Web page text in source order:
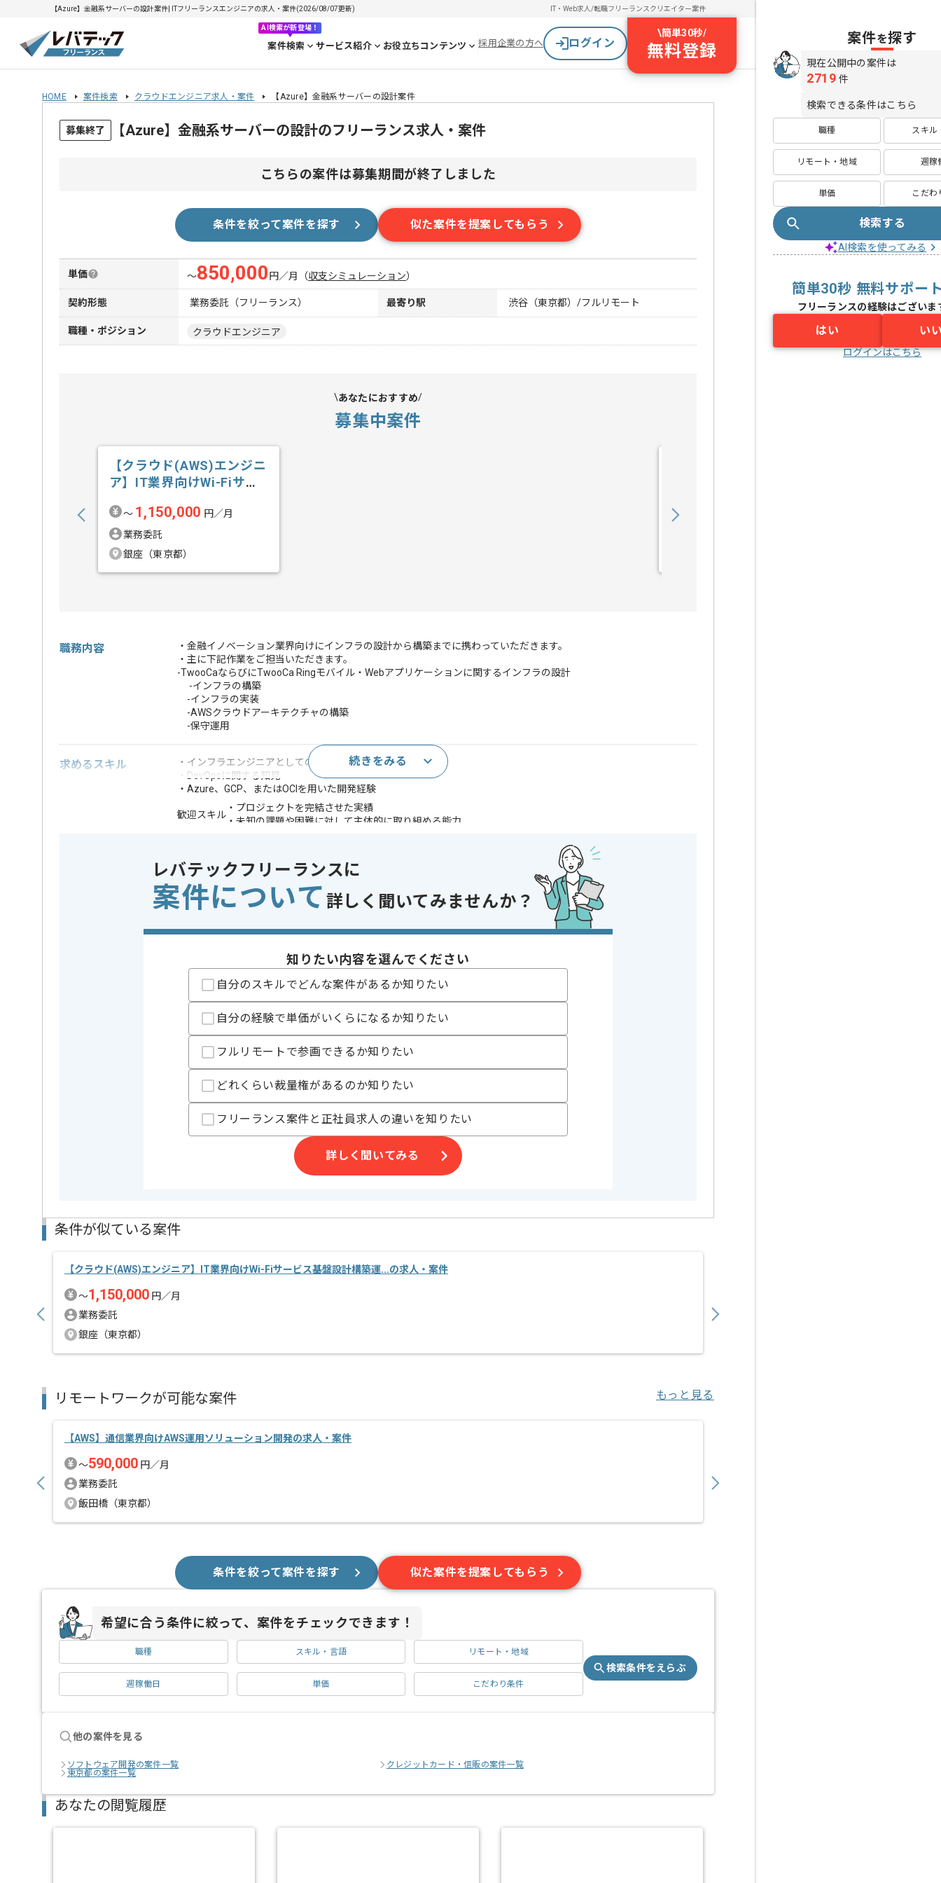
【Azure】金融系サーバーの設計案件| ITフリーランスエンジニアの求人・案件(2026/08/07更新) IT・Web求人/転職フリーランスクリエイター案件
AI検索が新登場！
案件検索 サービス紹介 お役立ちコンテンツ 採用企業の方へ ログイン
\簡単30秒/
無料登録
HOME 案件検索 クラウドエンジニア求人・案件 【Azure】金融系サーバーの設計案件
募集終了 【Azure】金融系サーバーの設計のフリーランス求人・案件
こちらの案件は募集期間が終了しました
条件を絞って案件を探す 似た案件を提案してもらう
単価 〜850,000 円／月 （収支シミュレーション）
契約形態 業務委託（フリーランス） 最寄り駅 渋谷（東京都）/フルリモート
職種・ポジション クラウドエンジニア
あなたにおすすめ
募集中案件
【クラウド(AWS)エンジニ
ア】IT業界向けWi-Fiサー
〜 1,150,000 円／月
業務委託
銀座（東京都）
職務内容
・金融イノベーション業界向けにインフラの設計から構築までに携わっていただきます。
・主に下記作業をご担当いただきます。
-TwooCaならびにTwooCa Ringモバイル・Webアプリケーションに関するインフラの設計
-インフラの構築
-インフラの実装
-AWSクラウドアーキテクチャの構築
-保守運用
求めるスキル
・インフラエンジニアとしての実績(2年以上)
・DevOpsに関する知見
・Azure、GCP、またはOCIを用いた開発経験
歓迎スキル
・プロジェクトを完結させた実績
・未知の課題や困難に対して主体的に取り組める能力
この案件で扱う技術 OS
Windows Server
クラウド
Google Cloud Platform , AWS
この案件のポイント 業界
クレジットカード・信販
特徴
20代活躍中 , 30代活躍中 , 長期プロジェクト , BtoB向け
精算条件
精算基準時間
140時間〜160時間
レバテックでの実績がある企業の案件でございます。
インフラエンジニアとしての経験を活かすことができます。
ご経験と実績に応じて別案件のご提案も差し上げる場合がございます。
続きをみる
レバテックフリーランスに
案件について 詳しく聞いてみませんか？
知りたい内容を選んでください
自分のスキルでどんな案件があるか知りたい
自分の経験で単価がいくらになるか知りたい
フルリモートで参画できるか知りたい
どれくらい裁量権があるのか知りたい
フリーランス案件と正社員求人の違いを知りたい
詳しく聞いてみる
条件が似ている案件
【クラウド(AWS)エンジニア】IT業界向けWi-Fiサービス基盤設計構築運...の求人・案件
〜1,150,000 円／月
業務委託
銀座（東京都）
リモートワークが可能な案件 もっと見る
【AWS】通信業界向けAWS運用ソリューション開発の求人・案件
〜590,000 円／月
業務委託
飯田橋（東京都）
条件を絞って案件を探す 似た案件を提案してもらう
希望に合う条件に絞って、案件をチェックできます！
職種 スキル・言語 リモート・地域
週稼働日 単価 こだわり条件
検索条件をえらぶ
他の案件を見る
ソフトウェア開発の案件一覧
クレジットカード・信販の案件一覧
東京都の案件一覧
あなたの閲覧履歴
案件を探す
現在公開中の案件は
2719 件
検索できる条件はこちら
職種 スキル
リモート・地域 週稼
単価 こだわ
検索する
AI検索を使ってみる
簡単30秒 無料サポー
フリーランスの経験はございま
はい い
ログインはこちら